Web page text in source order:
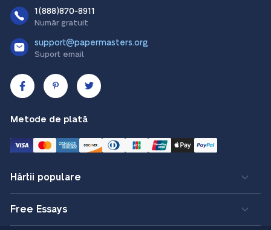
1(888)870-8911
Număr gratuit
support@papermasters.org
Suport email
Metode de plată
Hârtii populare
Free Essays